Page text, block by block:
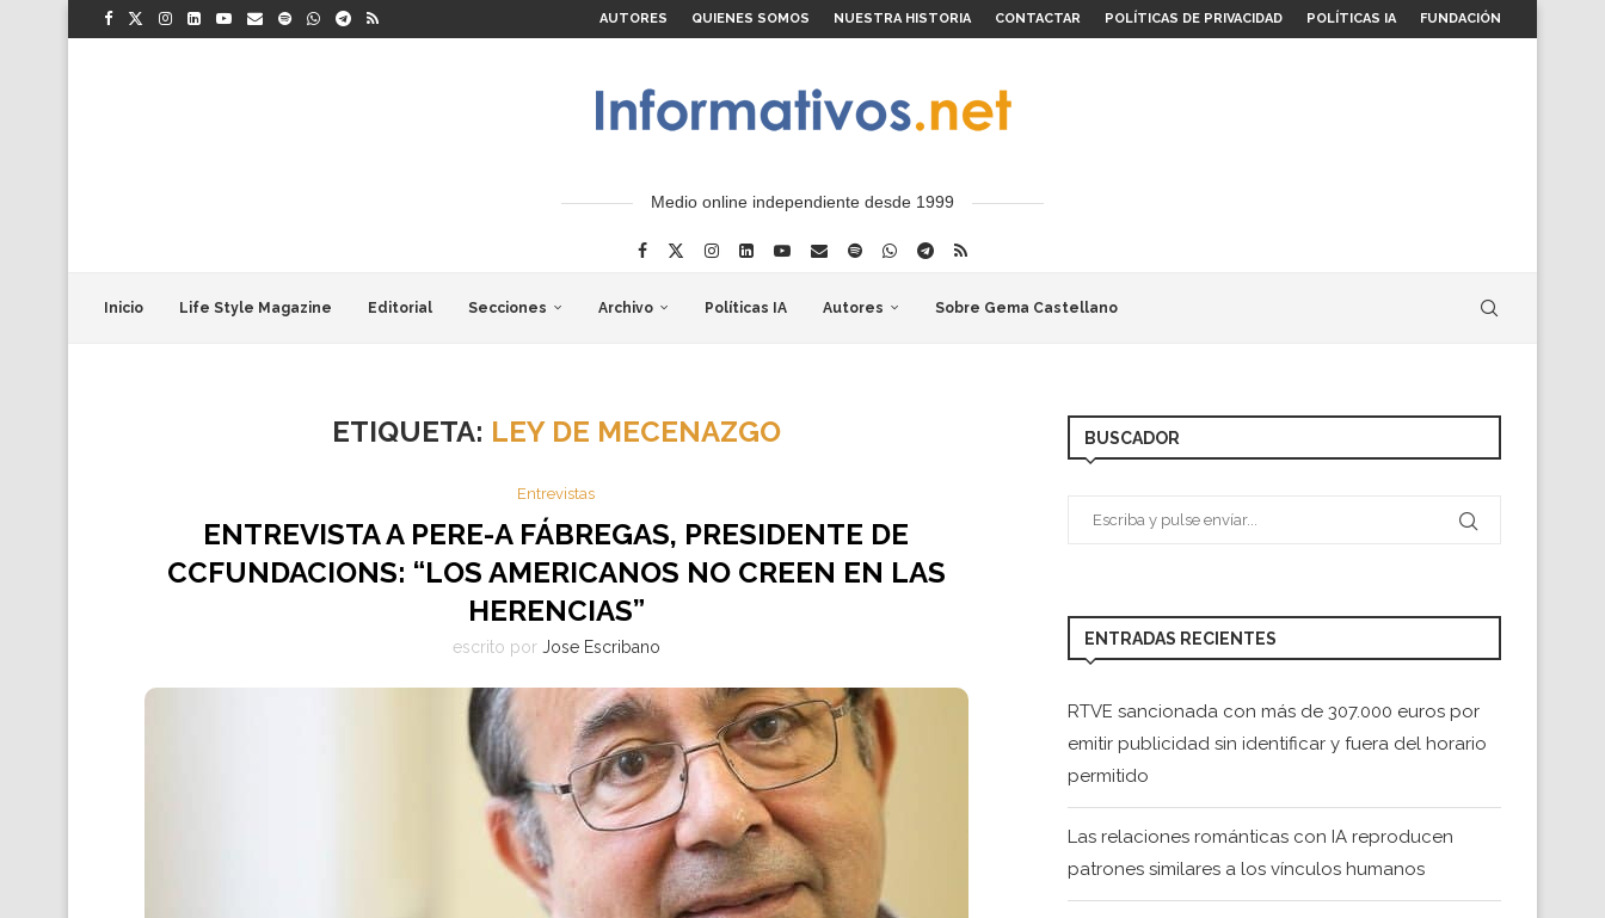
AUTORES QUIENES SOMOS NUESTRA HISTORIA CONTACTAR POLÍTICAS DE PRIVACIDAD POLÍTICAS IA FUNDACIÓN
Medio online independiente desde 1999
Inicio Life Style Magazine Editorial Secciones Archivo Políticas IA Autores Sobre Gema Castellano
ETIQUETA: LEY DE MECENAZGO
Entrevistas
ENTREVISTA A PERE-A FÁBREGAS, PRESIDENTE DE
CCFUNDACIONS: “LOS AMERICANOS NO CREEN EN LAS
HERENCIAS”
escrito por Jose Escribano
BUSCADOR
ENTRADAS RECIENTES
RTVE sancionada con más de 307.000 euros por
emitir publicidad sin identificar y fuera del horario
permitido
Las relaciones románticas con IA reproducen
patrones similares a los vínculos humanos